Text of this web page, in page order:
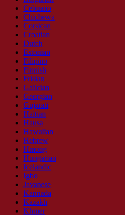
Cebuano
Chichewa
Corsican
Croatian
Dutch
Estonian
Filipino
Finnish
Frisian
Galician
Georgian
Gujarati
Haitian
Hausa
Hawaiian
Hebrew
Hmong
Hungarian
Icelandic
Igbo
Javanese
Kannada
Kazakh
Khmer